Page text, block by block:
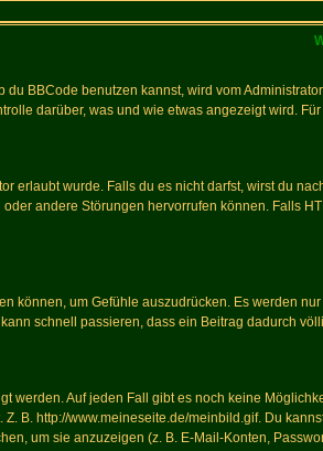
du BBCode benutzen kannst, wird vom
darüber, was und wie etwas angezeigt wird.
erlaubt wurde. Falls du es nicht darfst, wirst du
andere Störungen hervorrufen können. Falls
können, um Gefühle auszudrücken. Es werden
schnell passieren, dass ein Beitrag dadurch
werden. Auf jeden Fall gibt es noch keine
B. http://www.meineseite.de/meinbild.gif. Du
um sie anzuzeigen (z. B. E-Mail-Konten,